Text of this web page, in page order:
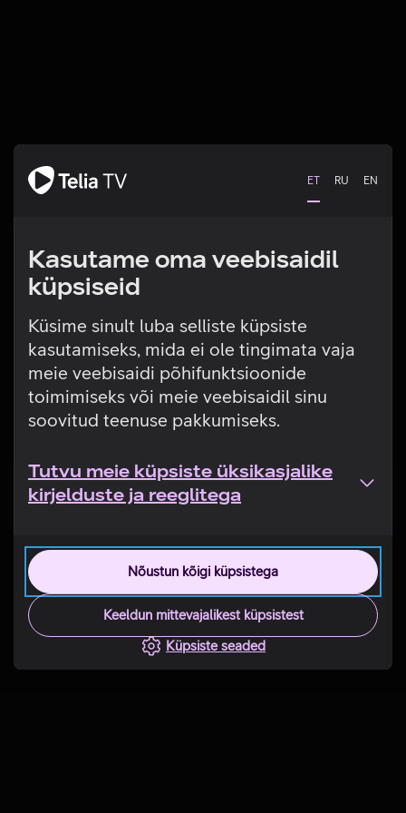
ET RU EN
Kasutame oma veebisaidil
küpsiseid
Küsime sinult luba selliste küpsiste
kasutamiseks, mida ei ole tingimata vaja
meie veebisaidi põhifunktsioonide
toimimiseks või meie veebisaidil sinu
soovitud teenuse pakkumiseks.
Tutvu meie küpsiste üksikasjalike
kirjelduste ja reeglitega
Nõustun kõigi küpsistega
Keeldun mittevajalikest küpsistest
Küpsiste seaded
Tehniline viga